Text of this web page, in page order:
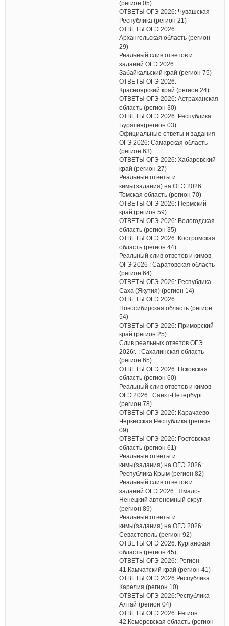
(регион 05)
ОТВЕТЫ ОГЭ 2026: Чувашская
Республика (регион 21)
ОТВЕТЫ ОГЭ 2026:
Архангельская область (регион
29)
Реальный слив ответов и
заданий ОГЭ 2026 :
Забайкальский край (регион 75)
ОТВЕТЫ ОГЭ 2026:
Красноярский край (регион 24)
ОТВЕТЫ ОГЭ 2026: Астраханская
область (регион 30)
ОТВЕТЫ ОГЭ 2026: Республика
Бурятия(регион 03)
Официальные ответы и задания
ОГЭ 2026: Самарская область
(регион 63)
ОТВЕТЫ ОГЭ 2026: Хабаровский
край (регион 27)
Реальные ответы и
кимы(задания) на ОГЭ 2026:
Томская область (регион 70)
ОТВЕТЫ ОГЭ 2026: Пермский
край (регион 59)
ОТВЕТЫ ОГЭ 2026: Вологодская
область (регион 35)
ОТВЕТЫ ОГЭ 2026: Костромская
область (регион 44)
Реальный слив ответов и кимов
ОГЭ 2026 : Саратовская область
(регион 64)
ОТВЕТЫ ОГЭ 2026: Республика
Саха (Якутия) (регион 14)
ОТВЕТЫ ОГЭ 2026:
Новосибирская область (регион
54)
ОТВЕТЫ ОГЭ 2026: Приморский
край (регион 25)
Слив реальных ответов ОГЭ
2026г. : Сахалинская область
(регион 65)
ОТВЕТЫ ОГЭ 2026: Псковская
область (регион 60)
Реальный слив ответов и кимов
ОГЭ 2026 : Санкт-Петербург
(регион 78)
ОТВЕТЫ ОГЭ 2026: Карачаево-
Черкесская Республика (регион
09)
ОТВЕТЫ ОГЭ 2026: Ростовская
область (регион 61)
Реальные ответы и
кимы(задания) на ОГЭ 2026:
Республика Крым (регион 82)
Реальный слив ответов и
заданий ОГЭ 2026 : Ямало-
Ненецкий автономный округ
(регион 89)
Реальные ответы и
кимы(задания) на ОГЭ 2026:
Севастополь (регион 92)
ОТВЕТЫ ОГЭ 2026: Курганская
область (регион 45)
ОТВЕТЫ ОГЭ 2026:: Регион
41.Камчатский край (регион 41)
ОТВЕТЫ ОГЭ 2026:Республика
Карелия (регион 10)
ОТВЕТЫ ОГЭ 2026:Республика
Алтай (регион 04)
ОТВЕТЫ ОГЭ 2026: Регион
42.Кемеровская область (регион